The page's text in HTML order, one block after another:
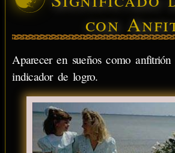
con
Aparecer en sueños como anfitrión
indicador de logro.